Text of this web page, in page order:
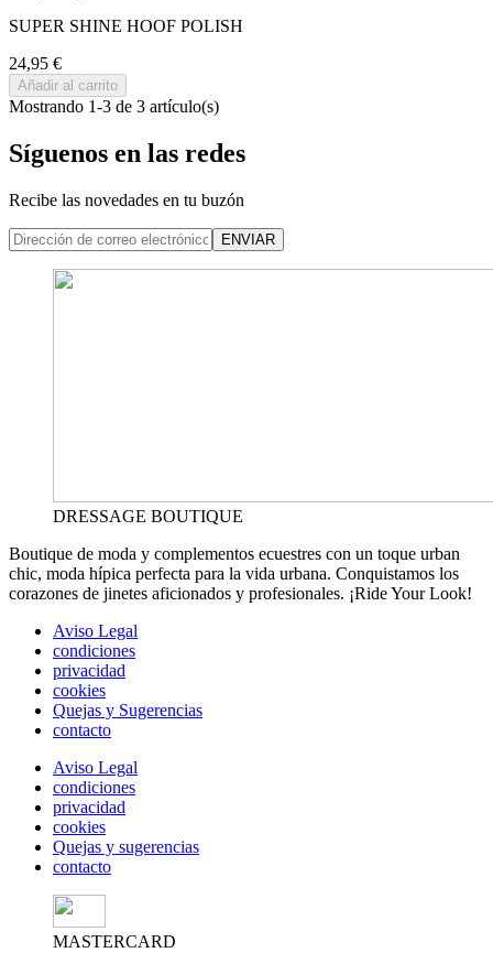
SUPER SHINE HOOF POLISH
24,95 €
Añadir al carrito
Mostrando 1-3 de 3 artículo(s)
Síguenos en las redes
Recibe las novedades en tu buzón
ENVIAR
DRESSAGE BOUTIQUE
Boutique de moda y complementos ecuestres con un toque urban
chic, moda hípica perfecta para la vida urbana. Conquistamos los
corazones de jinetes aficionados y profesionales. ¡Ride Your Look!
Aviso Legal
condiciones
privacidad
cookies
Quejas y Sugerencias
contacto
Aviso Legal
condiciones
privacidad
cookies
Quejas y sugerencias
contacto
MASTERCARD